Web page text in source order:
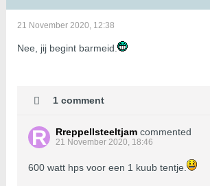
21 November 2020, 12:38
Nee, jij begint barmeid.
1 comment
Rreppellsteeltjam commented
21 November 2020, 18:46
600 watt hps voor een 1 kuub tentje.